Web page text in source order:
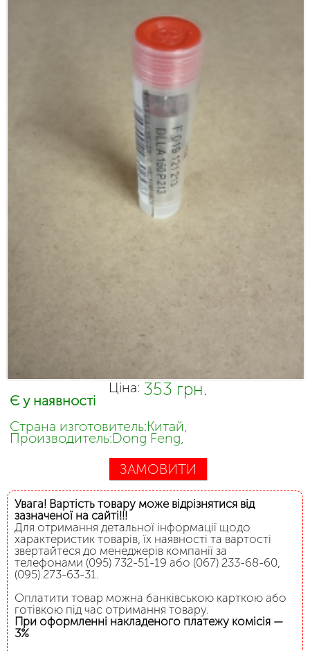
Ціна: 353 грн.
Є у наявності
Страна изготовитель:Китай,
Производитель:Dong Feng,
ЗАМОВИТИ
Увага! Вартість товару може відрізнятися від
зазначеної на сайті!!!
Для отримання детальної інформації щодо
характеристик товарів, їх наявності та вартості
звертайтеся до менеджерів компанії за
телефонами (095) 732-51-19 або (067) 233-68-60,
(095) 273-63-31.
Оплатити товар можна банківською карткою або
готівкою під час отримання товару.
При оформленні накладеного платежу комісія —
3%